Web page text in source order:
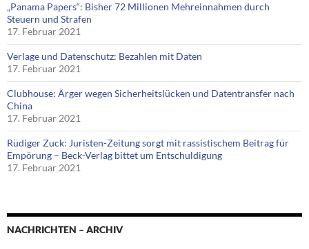
„Panama Papers“: Bisher 72 Millionen Mehreinnahmen durch
Steuern und Strafen
17. Februar 2021
Verlage und Datenschutz: Bezahlen mit Daten
17. Februar 2021
Clubhouse: Ärger wegen Sicherheitslücken und Datentransfer nach
China
17. Februar 2021
Rüdiger Zuck: Juristen-Zeitung sorgt mit rassistischem Beitrag für
Empörung – Beck-Verlag bittet um Entschuldigung
17. Februar 2021
NACHRICHTEN – ARCHIV